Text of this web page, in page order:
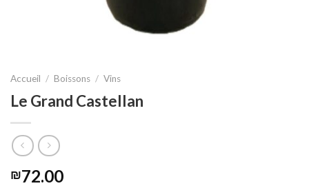
Accueil / Boissons / Vins
Le Grand Castellan
₪72.00